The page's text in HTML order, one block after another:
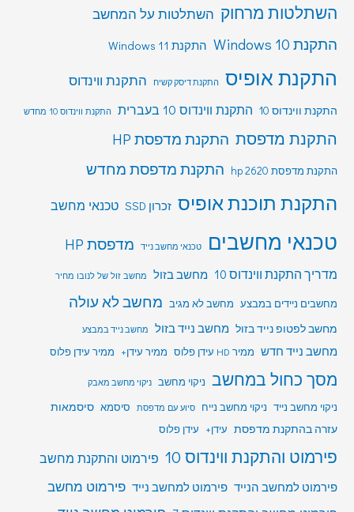
השתלטות מרחוק השתלטות על המחשב
התקנת Windows 10 התקנת Windows 11
התקנת אופיס התקנת דיסק קשיח התקנת ווינדוס
התקנת ווינדוס 10 התקנת ווינדוס 10 בעברית התקנת ווינדוס 10 מחדש
התקנת מדפסת התקנת מדפסת HP
התקנת מדפסת hp 2620 התקנת מדפסת מחדש
התקנת תוכנת אופיס זכרון SSD טכנאי מחשב
טכנאי מחשבים טכנאי מחשב נייד מדפסת HP
מדריך התקנת ווינדוס 10 מחשב בזול מחשב זול של לנובו מחיר
מחשבים ניידים במבצע מחשב לא מגיב מחשב לא עולה
מחשב לפטופ נייד בזול מחשב נייד בזול מחשב נייד במבצע
מחשב נייד חדש ממיר HD עידן פלוס ממיר עידן+ ממיר עידן פלוס
מסך כחול במחשב ניקוי מחשב ניקוי מחשב מאבק
ניקוי מחשב נייד ניקוי מחשב נייח סיוע עם מדפסת סיסמא סיסמאות
עזרה בהתקנת מדפסת עידן+ עידן פלוס
פירמוט והתקנת ווינדוס 10 פירמוט והתקנת מחשב
פירמוט למחשב הנייד פירמוט למחשב נייד פירמוט מחשב